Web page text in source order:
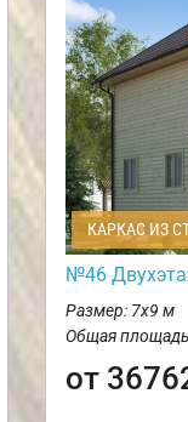
КАРКАС ИЗ
№46
Размер: 7х9 м
Общая
от